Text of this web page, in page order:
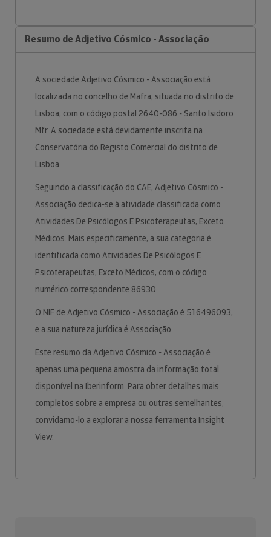
Resumo de Adjetivo Cósmico - Associação
A sociedade Adjetivo Cósmico - Associação está
localizada no concelho de Mafra, situada no distrito de
Lisboa, com o código postal 2640-086 - Santo Isidoro
Mfr. A sociedade está devidamente inscrita na
Conservatória do Registo Comercial do distrito de
Lisboa.
Seguindo a classificação do CAE, Adjetivo Cósmico -
Associação dedica-se à atividade classificada como
Atividades De Psicólogos E Psicoterapeutas, Exceto
Médicos. Mais especificamente, a sua categoria é
identificada como Atividades De Psicólogos E
Psicoterapeutas, Exceto Médicos, com o código
numérico correspondente 86930.
O NIF de Adjetivo Cósmico - Associação é 516496093,
e a sua natureza jurídica é Associação.
Este resumo da Adjetivo Cósmico - Associação é
apenas uma pequena amostra da informação total
disponível na Iberinform. Para obter detalhes mais
completos sobre a empresa ou outras semelhantes,
convidamo-lo a explorar a nossa ferramenta Insight
View.